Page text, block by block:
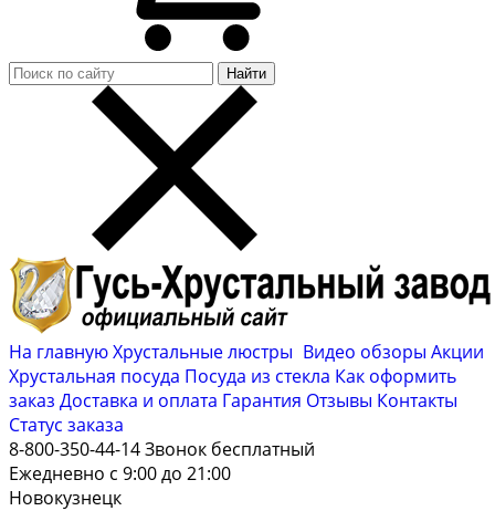
Найти
На главнуюХрустальные люстры Видео обзоры Акции
Хрустальная посуда Посуда из стекла Как оформить
заказ Доставка и оплата Гарантия Отзывы Контакты
Cтатус заказа
8-800-350-44-14Звонок бесплатный
Ежедневно с 9:00 до 21:00
Новокузнецк